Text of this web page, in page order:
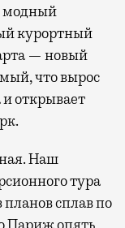
модный
курортный
— новый
что вырос
и открывает
Наш
тура
сплав по